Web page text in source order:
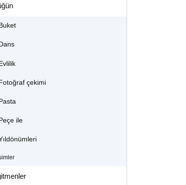
Buket
Dans
çekimi
Pasta
Peçe ile